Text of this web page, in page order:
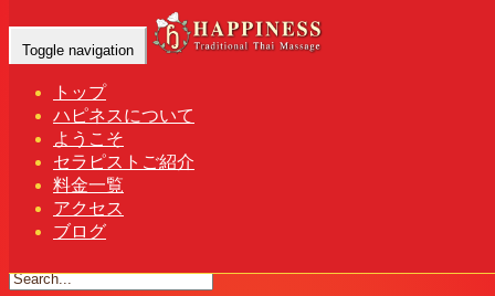
Toggle navigation
トップ
ハピネスについて
ようこそ
セラピストご紹介
料金一覧
アクセス
ブログ
twitter 池袋 タイ古式マッサージ ハピ
Home --twi…
twitter 池袋 タイ古式マッサージ ハピネス